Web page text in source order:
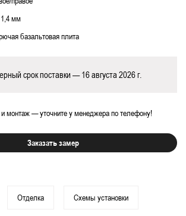
мм
базальтовая плита
срок поставки — 16 августа 2026 г.
и монтаж — уточните у менеджера по телефону!
Заказать замер
Отделка Схемы установки